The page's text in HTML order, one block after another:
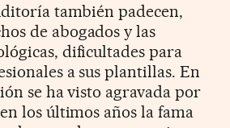
también padecen,
de abogados y las
dificultades para
a sus plantillas. En
se ha visto agravada por
los últimos años la fama